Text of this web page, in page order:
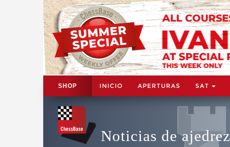
SHOP INICIO APERTURAS SAT
Noticias de ajedrez